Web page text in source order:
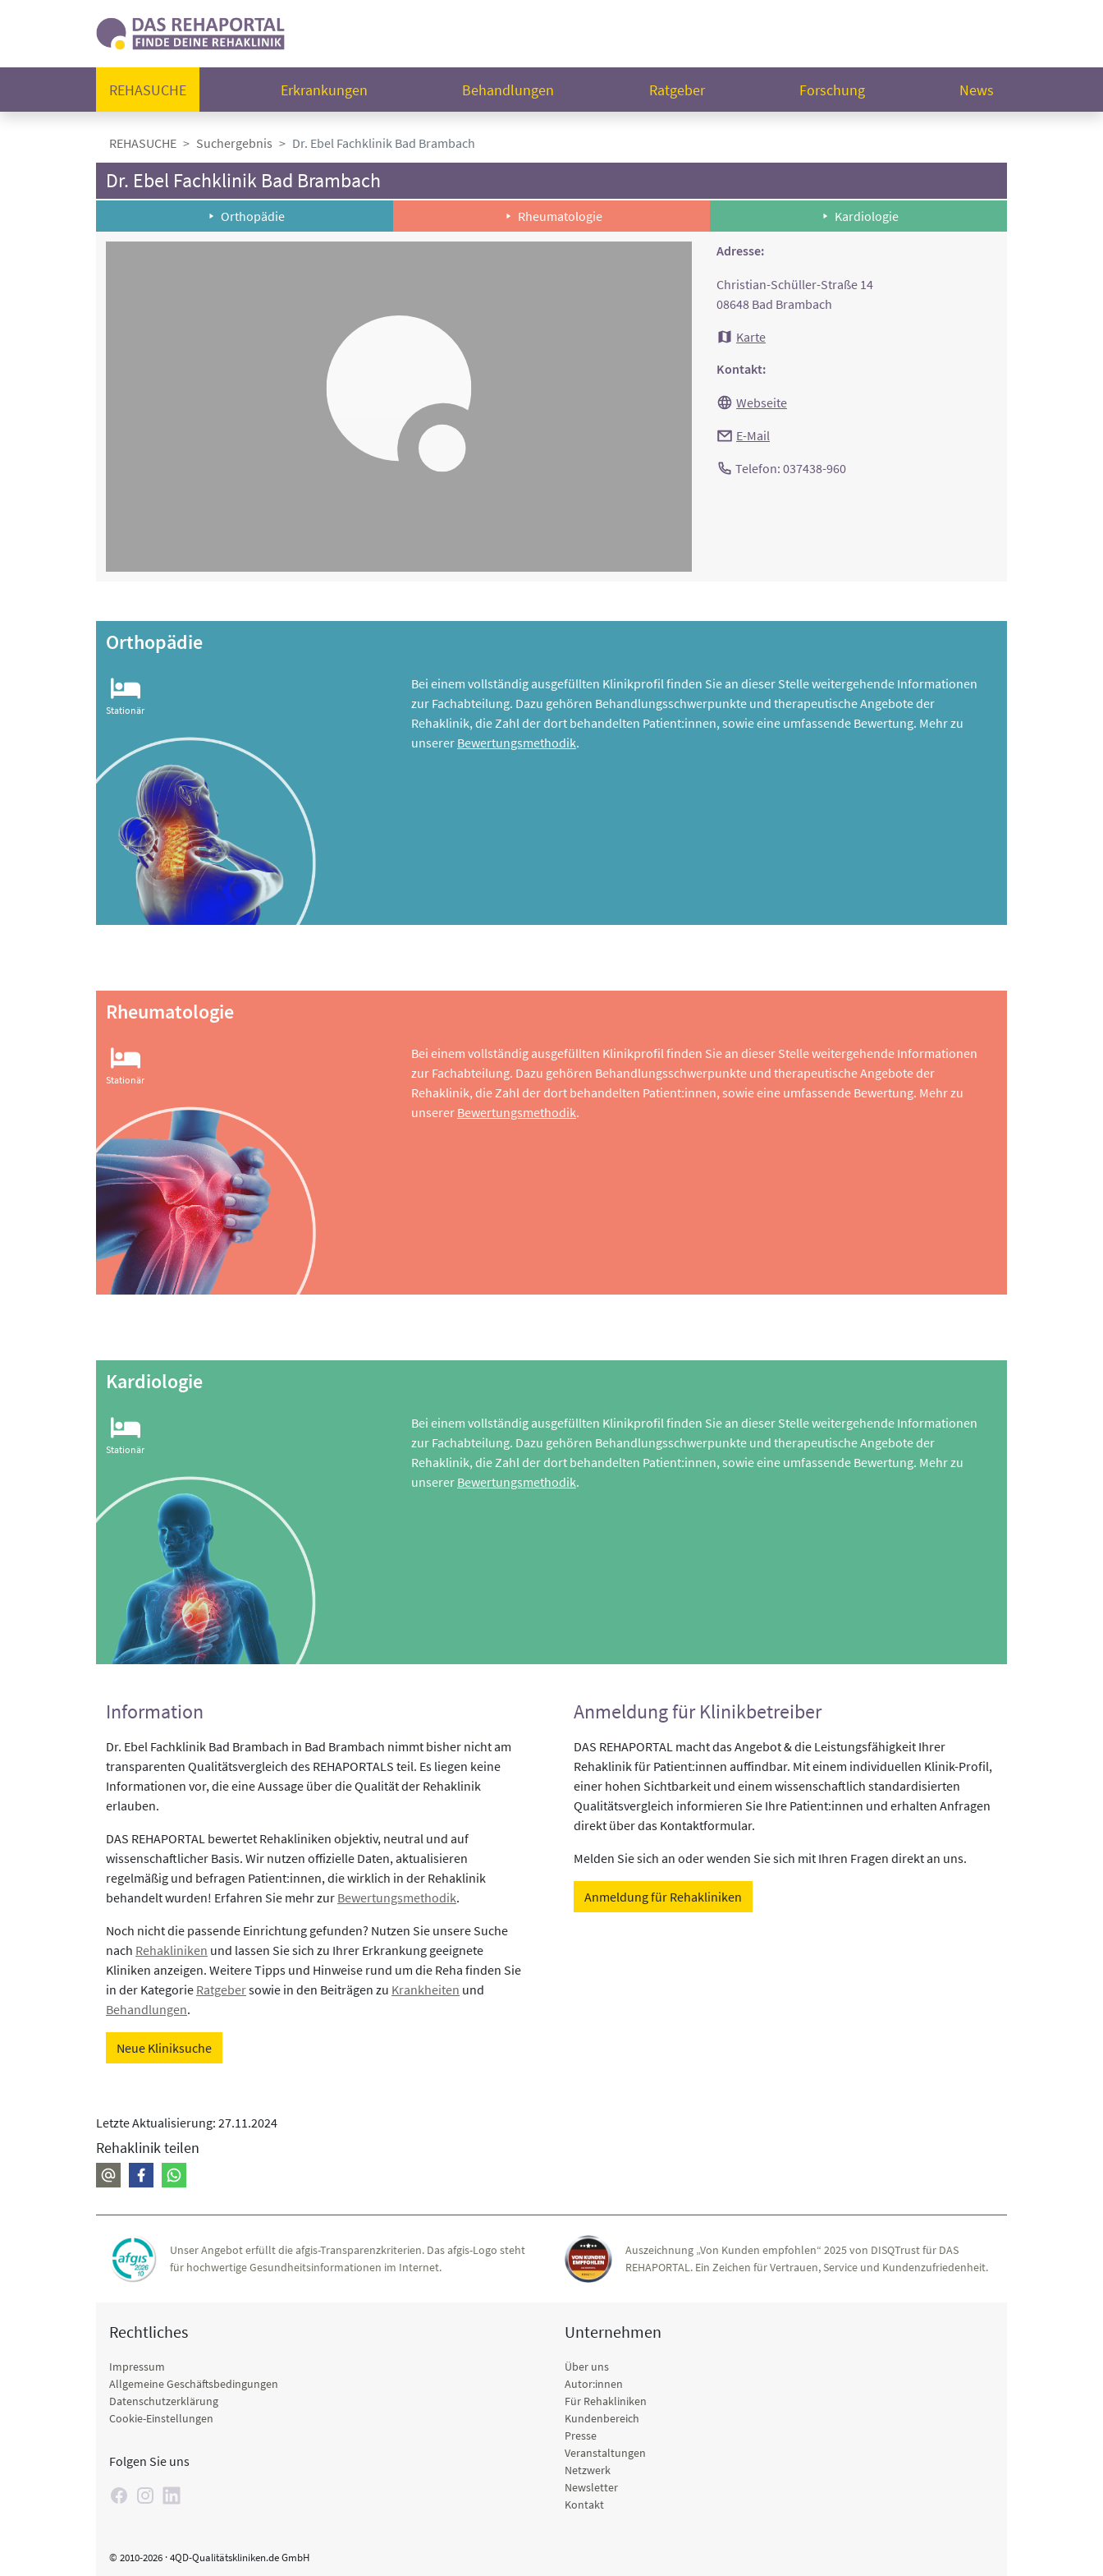
REHASUCHE Erkrankungen Behandlungen Ratgeber Forschung News
REHASUCHE Suchergebnis Dr. Ebel Fachklinik Bad Brambach
Dr. Ebel Fachklinik Bad Brambach
Orthopädie Rheumatologie Kardiologie
Adresse:
Christian-Schüller-Straße 14
08648 Bad Brambach
Karte
Kontakt:
Webseite
E-Mail
Telefon: 037438-960
Orthopädie
Stationär
Bei einem vollständig ausgefüllten Klinikprofil finden Sie an dieser Stelle weitergehende Informationen
zur Fachabteilung. Dazu gehören Behandlungsschwerpunkte und therapeutische Angebote der
Rehaklinik, die Zahl der dort behandelten Patient:innen, sowie eine umfassende Bewertung. Mehr zu
unserer Bewertungsmethodik.
Rheumatologie
Stationär
Bei einem vollständig ausgefüllten Klinikprofil finden Sie an dieser Stelle weitergehende Informationen
zur Fachabteilung. Dazu gehören Behandlungsschwerpunkte und therapeutische Angebote der
Rehaklinik, die Zahl der dort behandelten Patient:innen, sowie eine umfassende Bewertung. Mehr zu
unserer Bewertungsmethodik.
Kardiologie
Stationär
Bei einem vollständig ausgefüllten Klinikprofil finden Sie an dieser Stelle weitergehende Informationen
zur Fachabteilung. Dazu gehören Behandlungsschwerpunkte und therapeutische Angebote der
Rehaklinik, die Zahl der dort behandelten Patient:innen, sowie eine umfassende Bewertung. Mehr zu
unserer Bewertungsmethodik.
Information
Dr. Ebel Fachklinik Bad Brambach in Bad Brambach nimmt bisher nicht am
transparenten Qualitätsvergleich des REHAPORTALS teil. Es liegen keine
Informationen vor, die eine Aussage über die Qualität der Rehaklinik
erlauben.
DAS REHAPORTAL bewertet Rehakliniken objektiv, neutral und auf
wissenschaftlicher Basis. Wir nutzen offizielle Daten, aktualisieren
regelmäßig und befragen Patient:innen, die wirklich in der Rehaklinik
behandelt wurden! Erfahren Sie mehr zur Bewertungsmethodik.
Noch nicht die passende Einrichtung gefunden? Nutzen Sie unsere Suche
nach Rehakliniken und lassen Sie sich zu Ihrer Erkrankung geeignete
Kliniken anzeigen. Weitere Tipps und Hinweise rund um die Reha finden Sie
in der Kategorie Ratgebersowie in den Beiträgen zu Krankheiten und
Behandlungen.
Neue Kliniksuche
Anmeldung für Klinikbetreiber
DAS REHAPORTAL macht das Angebot & die Leistungsfähigkeit Ihrer
Rehaklinik für Patient:innen auffindbar. Mit einem individuellen Klinik-Profil,
einer hohen Sichtbarkeit und einem wissenschaftlich standardisierten
Qualitätsvergleich informieren Sie Ihre Patient:innen und erhalten Anfragen
direkt über das Kontaktformular.
Melden Sie sich an oder wenden Sie sich mit Ihren Fragen direkt an uns.
Anmeldung für Rehakliniken
Letzte Aktualisierung: 27.11.2024
Rehaklinik teilen
Unser Angebot erfüllt die afgis-Transparenzkriterien. Das afgis-Logo steht
für hochwertige Gesundheitsinformationen im Internet.
Auszeichnung „Von Kunden empfohlen“ 2025 von DISQTrust für DAS
REHAPORTAL. Ein Zeichen für Vertrauen, Service und Kundenzufriedenheit.
Rechtliches
Impressum
Allgemeine Geschäftsbedingungen
Datenschutzerklärung
Cookie-Einstellungen
Folgen Sie uns
Unternehmen
Über uns
Autor:innen
Für Rehakliniken
Kundenbereich
Presse
Veranstaltungen
Netzwerk
Newsletter
Kontakt
© 2010-2026 · 4QD-Qualitätskliniken.de GmbH